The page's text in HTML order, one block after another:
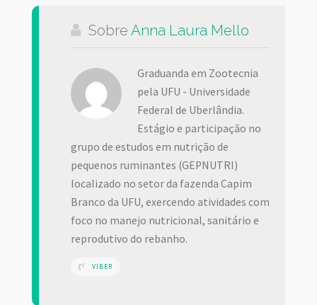
Sobre Anna Laura Mello
Graduanda em Zootecnia
pela UFU - Universidade
Federal de Uberlândia.
Estágio e participação no
grupo de estudos em nutrição de
pequenos ruminantes (GEPNUTRI)
localizado no setor da fazenda Capim
Branco da UFU, exercendo atividades com
foco no manejo nutricional, sanitário e
reprodutivo do rebanho.
VIBER